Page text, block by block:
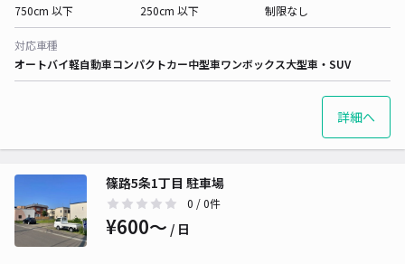
750cm 以下
250cm 以下
制限なし
対応車種
オートバイ軽自動車コンパクトカー中型車ワンボックス大型車・SUV
詳細へ
篠路5条1丁目 駐車場
0 / 0件
¥600〜 / 日